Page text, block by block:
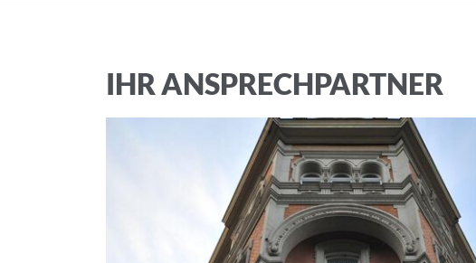
IHR ANSPRECHPARTNER